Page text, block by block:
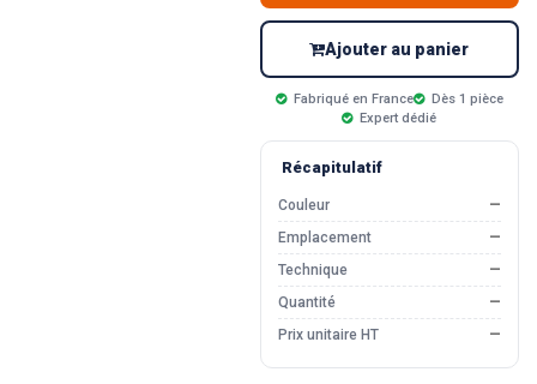
Ajouter au panier
Fabriqué en France
Dès 1 pièce
Expert dédié
Récapitulatif
Couleur
—
Emplacement
—
Technique
—
Quantité
—
Prix unitaire HT
—